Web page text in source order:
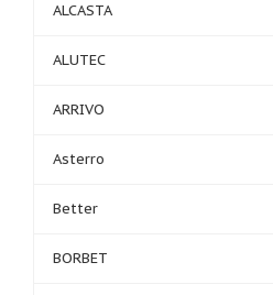
ALCASTA
ALUTEC
ARRIVO
Asterro
Better
BORBET